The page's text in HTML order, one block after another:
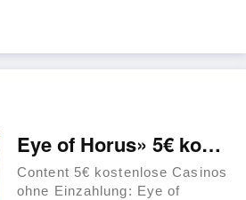
Eye of Horus» 5€ kostenlose Casinos ohne Einzahlung Ein Automaten Klassiker inoffizieller mitarbeiter 150 Möglichkeiten Fruity Grooves Test 2025 big wins Willkommensbonus My Internetseite
Content 5€ kostenlose Casinos
ohne Einzahlung: Eye of